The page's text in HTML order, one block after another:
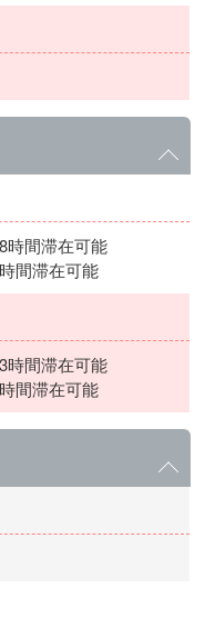
時間滞在可能
間滞在可能
時間滞在可能
間滞在可能